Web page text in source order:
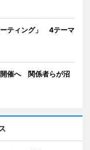
ーティング」 4テーマ
催へ 関係者らが沼